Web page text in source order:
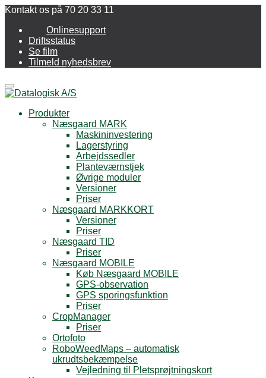
Kontakt os på 70 20 33 11
Onlinesupport
Driftsstatus
Se film
Tilmeld nyhedsbrev
Menu
Produkter
Næsgaard MARK
Maskininvestering
Lagerstyring
Arbejdssedler
Planteværnstjek
Øvrige moduler
Versioner
Priser
Næsgaard MARKKORT
Versioner
Priser
Næsgaard TID
Priser
Næsgaard MOBILE
Køb Næsgaard MOBILE
GPS-observation
GPS sporingsfunktion
Priser
CropManager
Priser
Ortofoto
RoboWeedMaps – automatisk
ukrudtsbekæmpelse
Vejledning til Pletsprøjtningskort